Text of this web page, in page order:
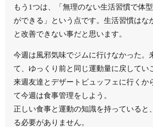
もう1つは、「無理のない生活習慣で体
ができる」という点です。生活習慣はな
と改善できない事だと思います。
今週は風邪気味でジムに行けなかった。
て、ゆっくり前と同じ運動量に戻してい
来週友達とデザートビュッフェに行くか
て今週は食事管理をしよう。
正しい食事と運動の知識を持っていると
る必要がありません。